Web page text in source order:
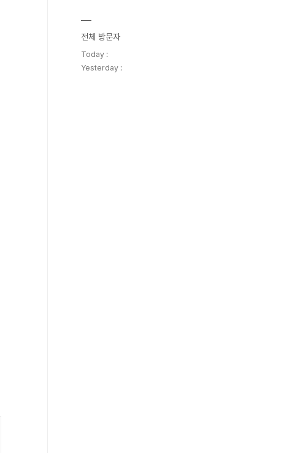
전체 방문자
Today :
Yesterday :